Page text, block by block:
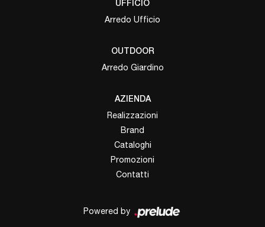
UFFICIO
Arredo Ufficio
OUTDOOR
Arredo Giardino
AZIENDA
Realizzazioni
Brand
Cataloghi
Promozioni
Contatti
Powered by